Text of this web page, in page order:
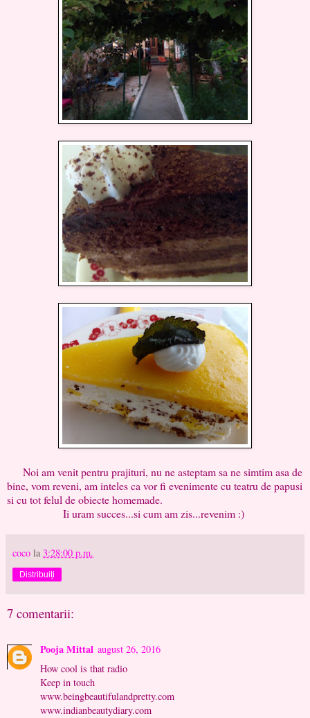
Noi am venit pentru prajituri, nu ne asteptam sa ne simtim asa de
bine, vom reveni, am inteles ca vor fi evenimente cu teatru de papusi
si cu tot felul de obiecte homemade.
Ii uram succes...si cum am zis...revenim :)
coco la 3:28:00 p.m.
Distribuiți
7 comentarii:
Pooja Mittal august 26, 2016
How cool is that radio
Keep in touch
www.beingbeautifulandpretty.com
www.indianbeautydiary.com